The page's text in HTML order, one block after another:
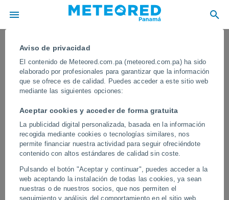
Aviso de privacidad
El contenido de Meteored.com.pa (meteored.com.pa) ha sido
elaborado por profesionales para garantizar que la información
que se ofrece es de calidad. Puedes acceder a este sitio web
mediante las siguientes opciones:
Aceptar cookies y acceder de forma gratuita
La publicidad digital personalizada, basada en la información
recogida mediante cookies o tecnologías similares, nos
permite financiar nuestra actividad para seguir ofreciéndote
contenido con altos estándares de calidad sin coste.
Pulsando el botón "Aceptar y continuar", puedes acceder a la
web aceptando la instalación de todas las cookies, ya sean
nuestras o de nuestros socios, que nos permiten el
seguimiento y análisis del comportamiento en el sitio web,
Un lahar provoca explosiones
secundarias en los alrededores del
volcán Semeru, Indonesia